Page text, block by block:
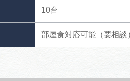
10台
部屋食対応可能（要相